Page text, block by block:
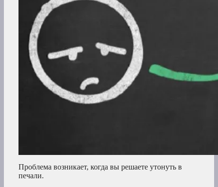
Проблема возникает, когда вы решаете утонуть в
печали.